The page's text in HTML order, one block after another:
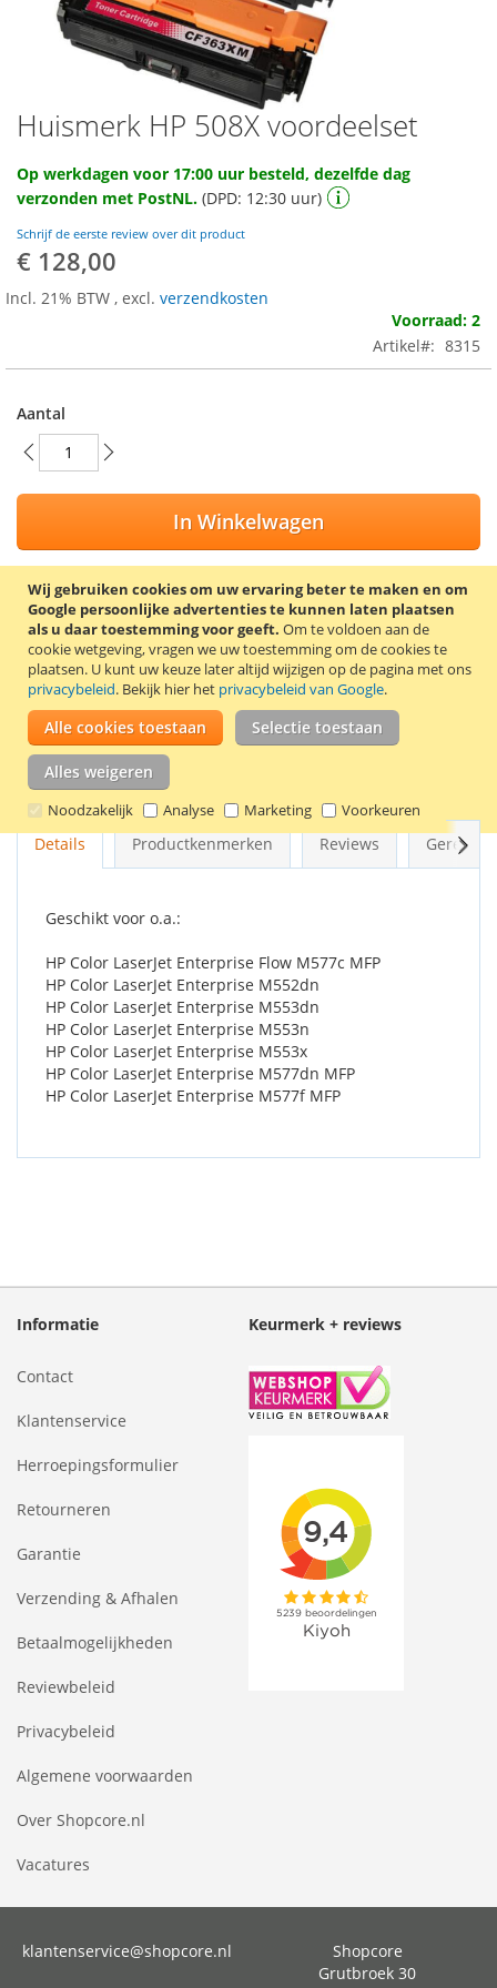
Wij gebruiken cookies om uw ervaring beter te maken en om
Google persoonlijke advertenties te kunnen laten plaatsen
als u daar toestemming voor geeft. Om te voldoen aan de
cookie wetgeving, vragen we uw toestemming om de cookies te
plaatsen. U kunt uw keuze later altijd wijzigen op de pagina met ons
privacybeleid. Bekijk hier het privacybeleid van Google.
Alle cookies toestaan Selectie toestaan
Alles weigeren
Noodzakelijk Analyse Marketing Voorkeuren
Ga
naar
het
begin
van
de
afbeeldingen-
gallerij
Huismerk HP 508X voordeelset
Op werkdagen voor 17:00 uur besteld, dezelfde dag
verzonden met PostNL. (DPD: 12:30 uur)
Schrijf de eerste review over dit product
€ 128,00
Incl. 21% BTW , excl. verzendkosten
Voorraad: 2
Artikel
8315
Aantal
In Winkelwagen
VOEG TOE AAN VERLANGLIJST
TOEVOEGEN OM TE VERGELIJKEN
Voordeelset met de huismerk HP 508X toners CF360X zwart
(12.500 pagina’s), CF361X cyaan, CF362X geel en CF363X
magenta (9.500 pagina’s).
Goede kwaliteit en 2 jaar garantie!
Details Productkenmerken Reviews
Geschikt voor o.a.:
HP Color LaserJet Enterprise Flow M577c MFP
HP Color LaserJet Enterprise M552dn
HP Color LaserJet Enterprise M553dn
HP Color LaserJet Enterprise M553n
HP Color LaserJet Enterprise M553x
HP Color LaserJet Enterprise M577dn MFP
HP Color LaserJet Enterprise M577f MFP
Informatie
Contact
Klantenservice
Herroepingsformulier
Retourneren
Garantie
Verzending & Afhalen
Betaalmogelijkheden
Reviewbeleid
Privacybeleid
Algemene voorwaarden
Over Shopcore.nl
Vacatures
Keurmerk + reviews
klantenservice@shopcore.nl
Shopcore
Grutbroek 30